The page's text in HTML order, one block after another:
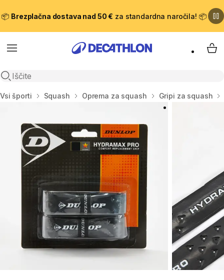
📦 Brezplačna dostava nad 50 € za standardna naročila! 📦
Meni
Odpri iskanje
Domov
Vsi športi Squash Oprema za squash Gripi za squash